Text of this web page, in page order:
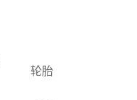
轮胎